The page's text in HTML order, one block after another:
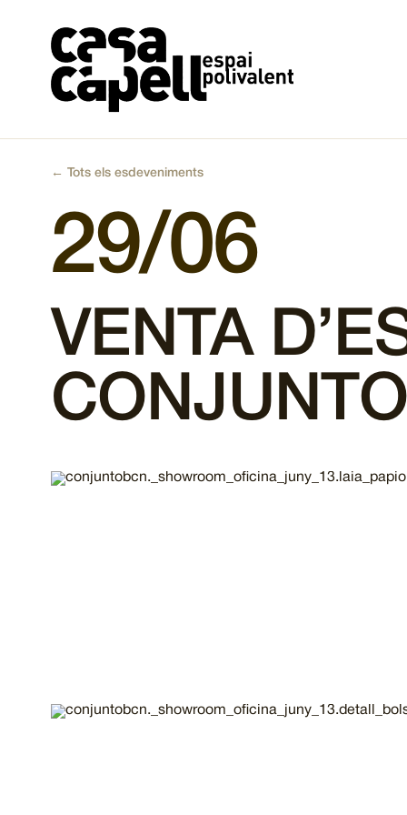
contingut
← Tots els esdeveniments
29/06
VENTA
Imatge
Imatge